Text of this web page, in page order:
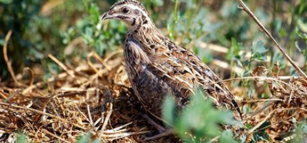
ALLEVAMENTI
BIODIVERSITÀ
CUCINA
PRODOTTI